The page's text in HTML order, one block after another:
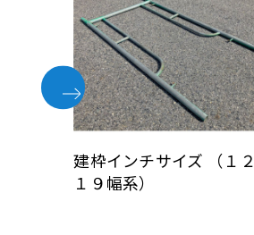
建枠インチサイズ （１２
１９幅系）